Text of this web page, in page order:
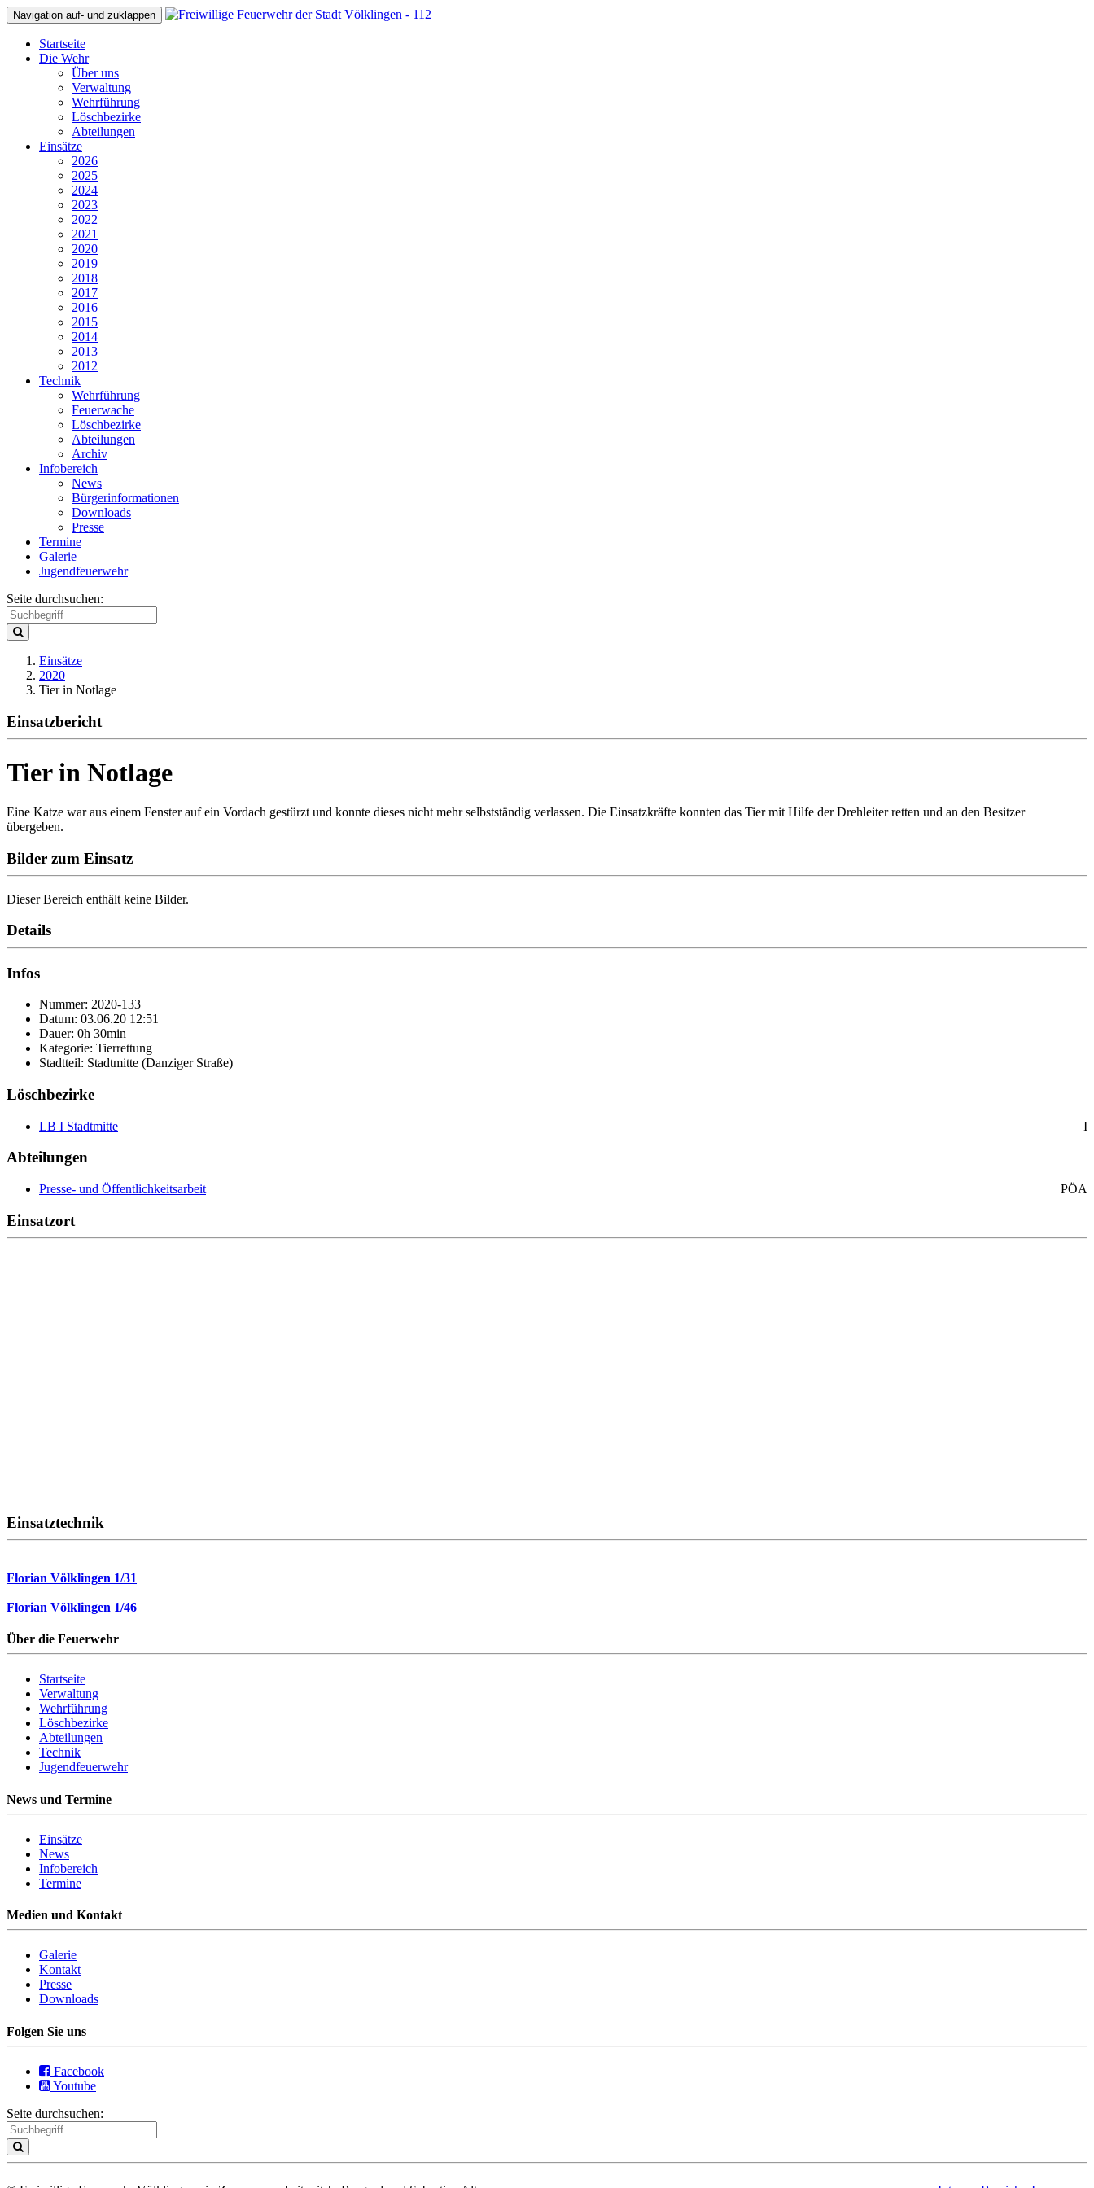
Navigation auf- und zuklappen
Startseite
Die Wehr
Über uns
Verwaltung
Wehrführung
Löschbezirke
Abteilungen
Einsätze
2026
2025
2024
2023
2022
2021
2020
2019
2018
2017
2016
2015
2014
2013
2012
Technik
Wehrführung
Feuerwache
Löschbezirke
Abteilungen
Archiv
Infobereich
News
Bürgerinformationen
Downloads
Presse
Termine
Galerie
Jugendfeuerwehr
Seite durchsuchen:
Einsätze
2020
Tier in Notlage
Einsatzbericht
Tier in Notlage
Eine Katze war aus einem Fenster auf ein Vordach gestürzt und konnte dieses nicht mehr selbstständig verlassen. Die Einsatzkräfte konnten das Tier mit Hilfe der Drehleiter retten und an den Besitzer
übergeben.
Bilder zum Einsatz
Dieser Bereich enthält keine Bilder.
Details
Infos
Nummer: 2020-133
Datum: 03.06.20 12:51
Dauer: 0h 30min
Kategorie: Tierrettung
Stadtteil: Stadtmitte (Danziger Straße)
Löschbezirke
LB I Stadtmitte I
Abteilungen
Presse- und Öffentlichkeitsarbeit PÖA
Einsatzort
Einsatztechnik
Florian Völklingen 1/31
Florian Völklingen 1/46
Über die Feuerwehr
Startseite
Verwaltung
Wehrführung
Löschbezirke
Abteilungen
Technik
Jugendfeuerwehr
News und Termine
Einsätze
News
Infobereich
Termine
Medien und Kontakt
Galerie
Kontakt
Presse
Downloads
Folgen Sie uns
Facebook
Youtube
Seite durchsuchen: